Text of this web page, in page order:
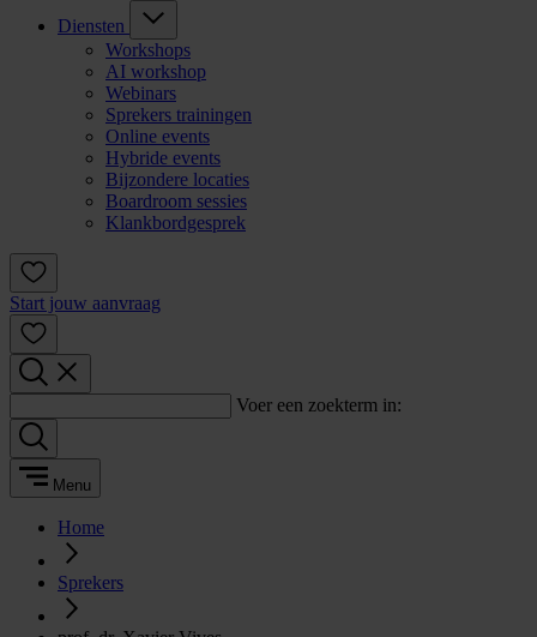
Diensten
Workshops
AI workshop
Webinars
Sprekers trainingen
Online events
Hybride events
Bijzondere locaties
Boardroom sessies
Klankbordgesprek
Start jouw aanvraag
Voer een zoekterm in:
Menu
Home
Sprekers